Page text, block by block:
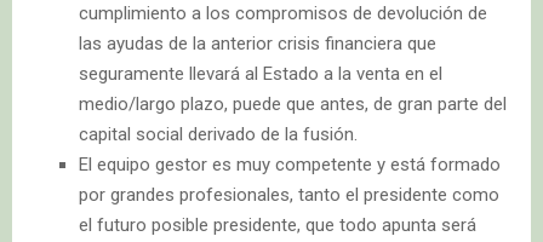
cumplimiento a los compromisos de devolución de
las ayudas de la anterior crisis financiera que
seguramente llevará al Estado a la venta en el
medio/largo plazo, puede que antes, de gran parte del
capital social derivado de la fusión.
El equipo gestor es muy competente y está formado
por grandes profesionales, tanto el presidente como
el futuro posible presidente, que todo apunta será